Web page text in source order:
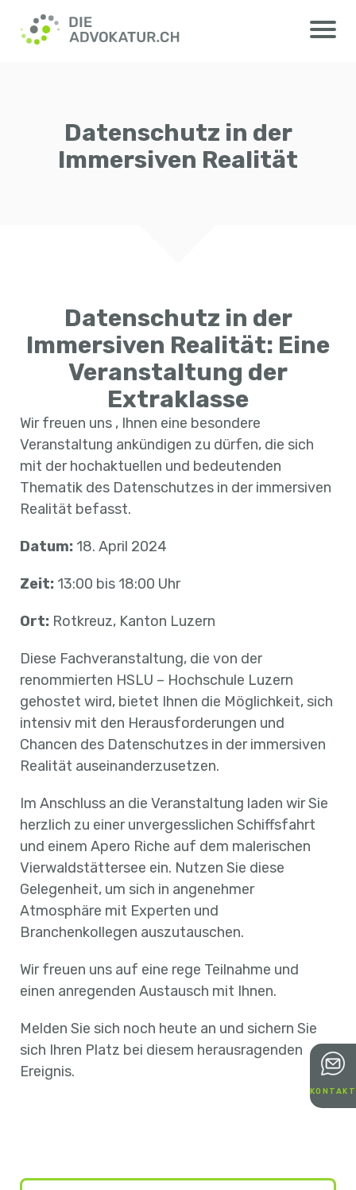
KONTAKT
Datenschutz in der
Immersiven Realität
Datenschutz in der
Immersiven Realität: Eine
Veranstaltung der
Extraklasse
Wir freuen uns , Ihnen eine besondere
Veranstaltung ankündigen zu dürfen, die sich
mit der hochaktuellen und bedeutenden
Thematik des Datenschutzes in der immersiven
Realität befasst.
Datum: 18. April 2024
Zeit: 13:00 bis 18:00 Uhr
Ort: Rotkreuz, Kanton Luzern
Diese Fachveranstaltung, die von der
renommierten HSLU – Hochschule Luzern
gehostet wird, bietet Ihnen die Möglichkeit, sich
intensiv mit den Herausforderungen und
Chancen des Datenschutzes in der immersiven
Realität auseinanderzusetzen.
Im Anschluss an die Veranstaltung laden wir Sie
herzlich zu einer unvergesslichen Schiffsfahrt
und einem Apero Riche auf dem malerischen
Vierwaldstättersee ein. Nutzen Sie diese
Gelegenheit, um sich in angenehmer
Atmosphäre mit Experten und
Branchenkollegen auszutauschen.
Wir freuen uns auf eine rege Teilnahme und
einen anregenden Austausch mit Ihnen.
Melden Sie sich noch heute an und sichern Sie
sich Ihren Platz bei diesem herausragenden
Ereignis.